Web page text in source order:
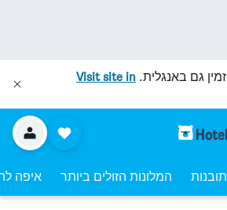
זמין גם באנגלית. Visit site in
תובנות המלונות הזולים ביותר איפה